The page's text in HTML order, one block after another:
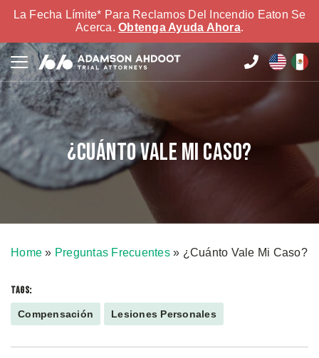
La Fecha Límite* Para Reclamos Del Incendio Eaton Se
Acerca. Obtenga Ayuda Ahora.
¿Cuánto Vale Mi Caso?
Home » Preguntas Frecuentes» ¿Cuánto Vale Mi Caso?
TAGS:
Compensación Lesiones Personales